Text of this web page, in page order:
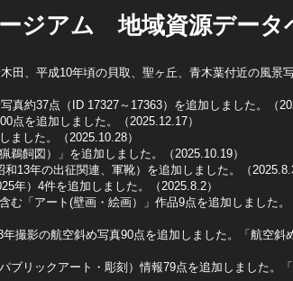
ジアム 地域資源データ
田、平成10年頃の貝取、聖ヶ丘、青木葉付近の風景
真約37点（ID 17327～17363）を追加しました。（
点を追加しました。（2025.12.17）
ました。（2025.10.28）
鵜飼図）」を追加しました。（2025.10.19）
13年の出征関連、軍靴）を追加しました。（
年）4件を追加しました。（2025.8.2）
む「アート(壁画・絵画）」作品9点を追加しました。
年撮影の航空斜め写真90点を追加しました。「航空
ブリックアート・彫刻）情報79点を追加しました。